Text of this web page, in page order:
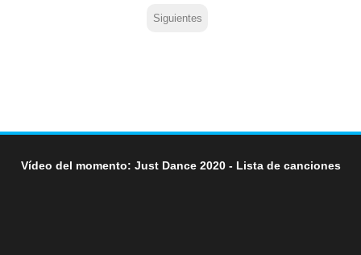
Siguientes
Vídeo del momento: Just Dance 2020 - Lista de canciones